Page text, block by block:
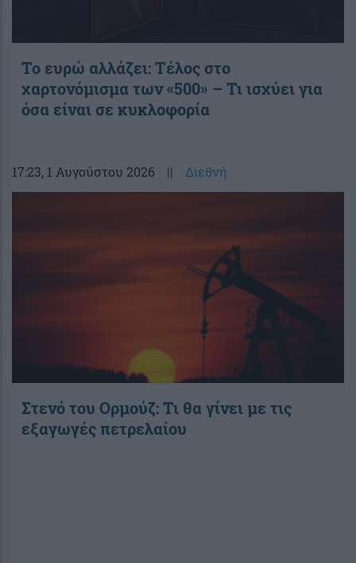
Το ευρώ αλλάζει: Τέλος στο
χαρτονόμισμα των «500» – Τι ισχύει για
όσα είναι σε κυκλοφορία
17:23, 1 Αυγούστου 2026 || Διεθνή
Στενό του Ορμούζ: Τι θα γίνει με τις
εξαγωγές πετρελαίου